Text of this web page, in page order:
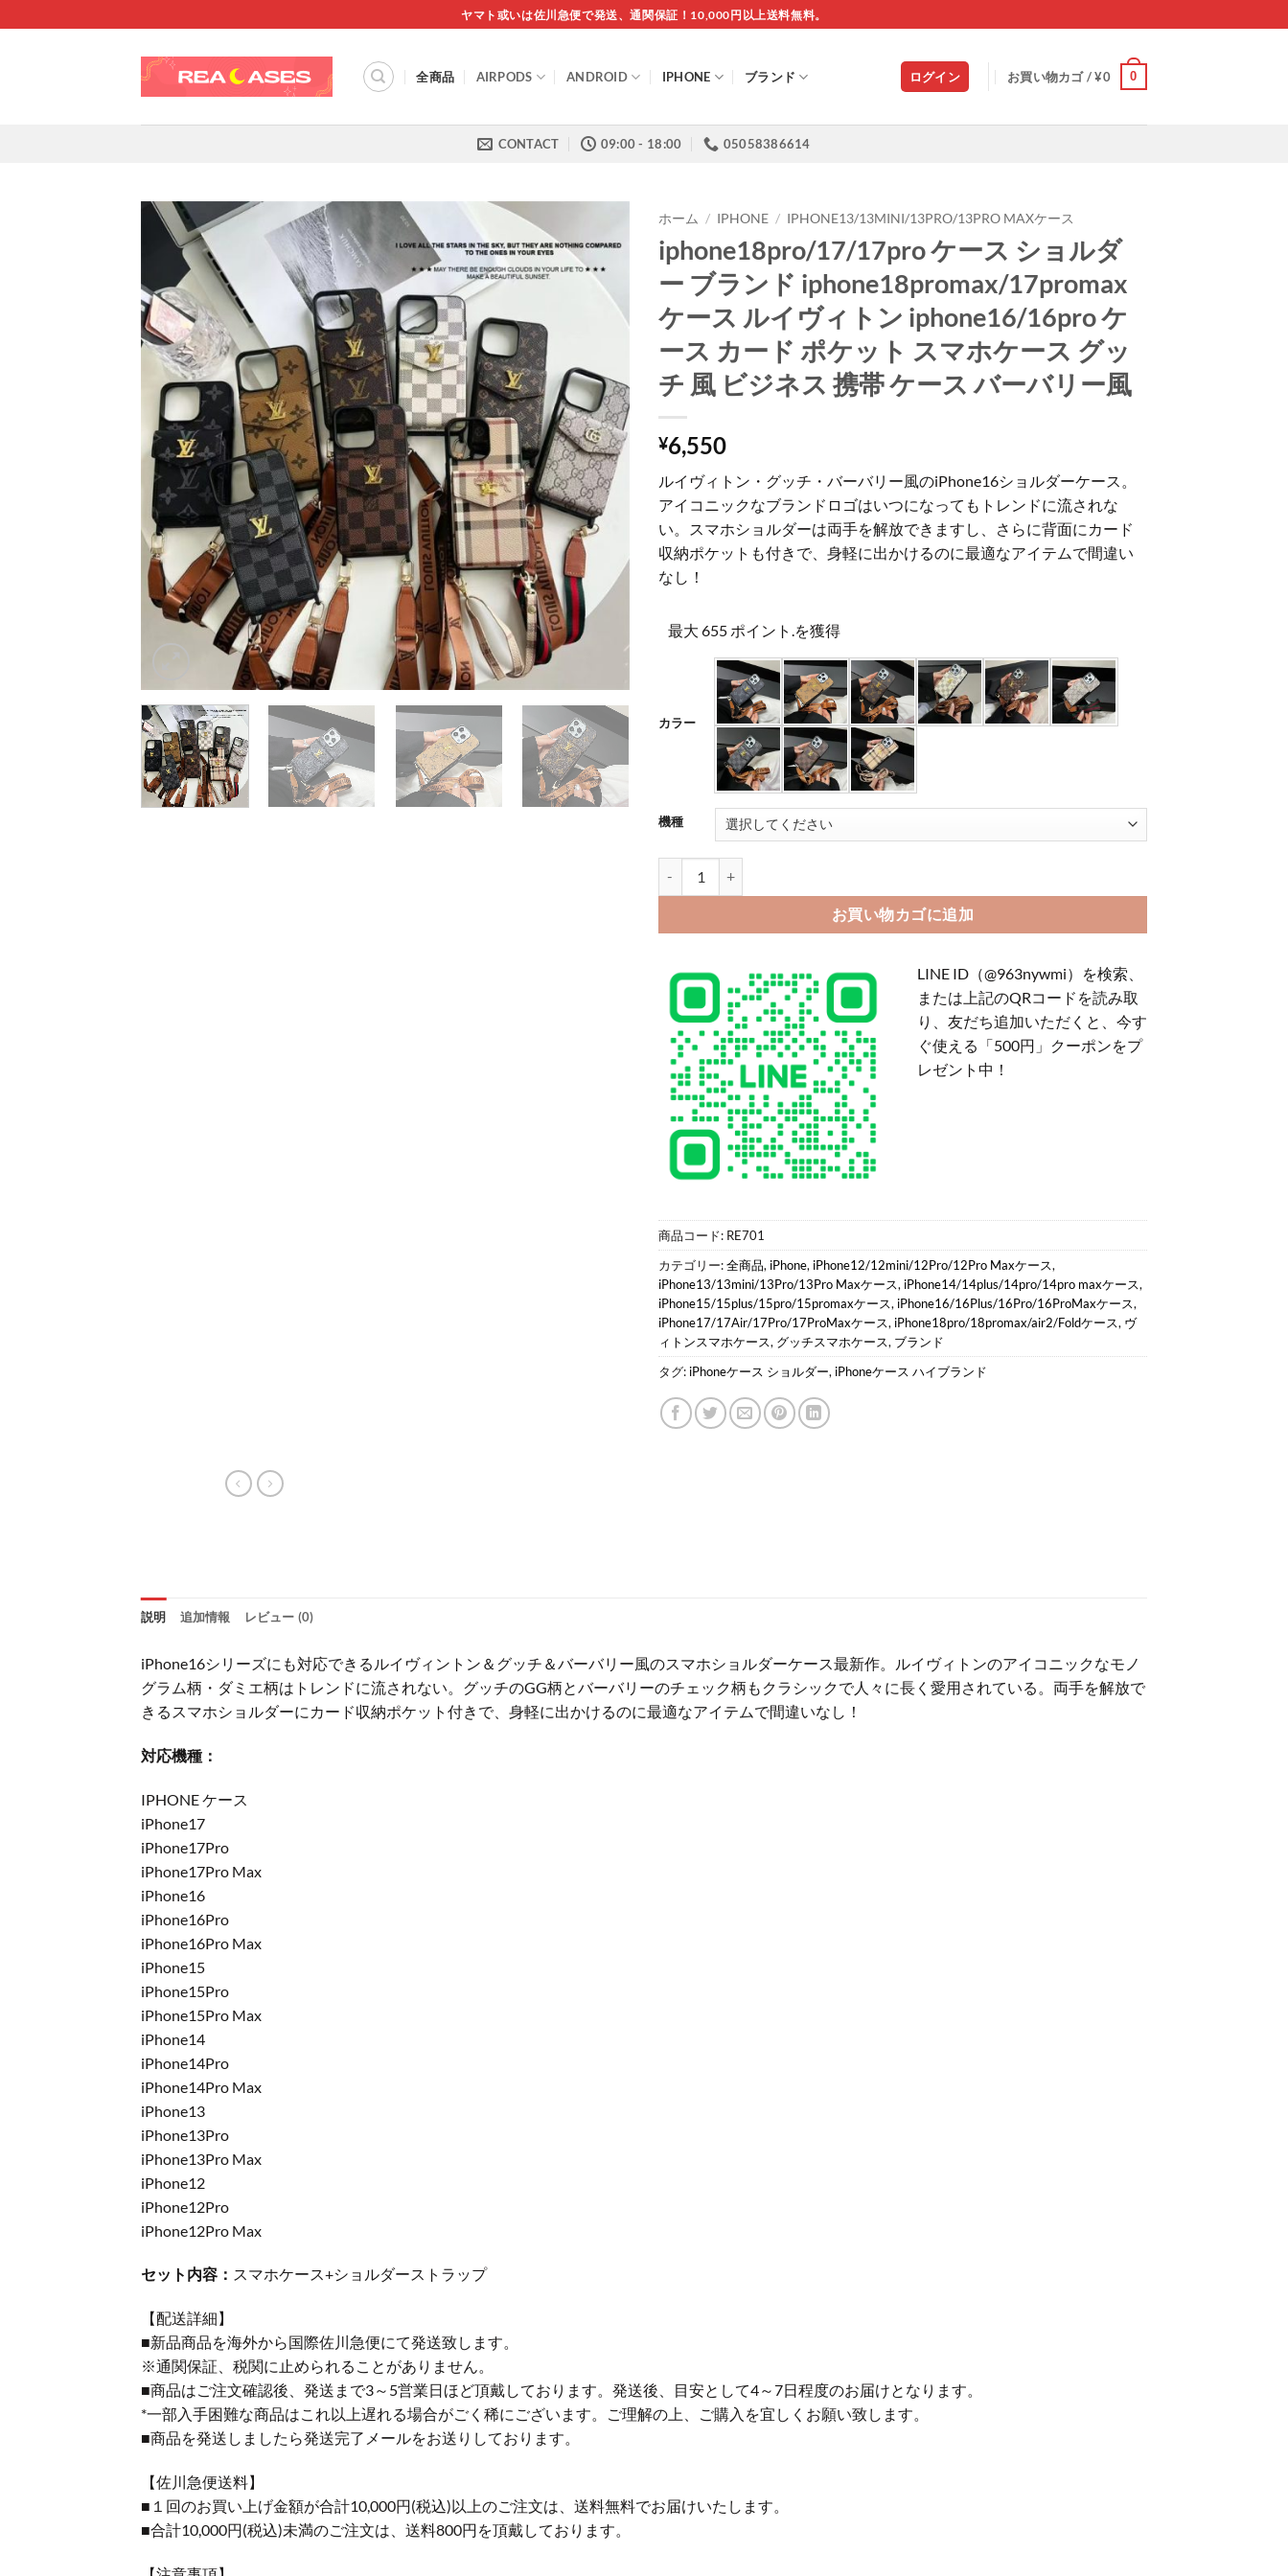
to
ヤマト或いは佐川急便で発送、通関保証！10,000円以上送料無料。
全商品 AIRPODS ANDROID IPHONE ブランド ログイン お買い物カゴ /¥0 0
CONTACT 09:00 - 18:00 05058386614
ホーム / IPHONE / IPHONE13/13MINI/13PRO/13PRO MAXケース
iphone18pro/17/17pro ケース ショルダ
ー ブランド iphone18promax/17promax
ケース ルイヴィトン iphone16/16pro ケ
ース カード ポケット スマホケース グッ
チ 風 ビジネス 携帯 ケース バーバリー風
¥6,550
ルイヴィトン・グッチ・バーバリー風のiPhone16ショルダーケース。
アイコニックなブランドロゴはいつになってもトレンドに流されな
い。スマホショルダーは両手を解放できますし、さらに背面にカード
収納ポケットも付きで、身軽に出かけるのに最適なアイテムで間違い
なし！
最大 655 ポイント.を獲得
カラー
機種
お買い物カゴに追加
LINE ID（@963nywmi）を検索、
または上記のQRコードを読み取
り、友だち追加いただくと、今す
ぐ使える「500円」クーポンをプ
レゼント中！
商品コード: RE701
カテゴリー:全商品, iPhone, iPhone12/12mini/12Pro/12Pro Maxケース,
iPhone13/13mini/13Pro/13Pro Maxケース, iPhone14/14plus/14pro/14pro maxケース,
iPhone15/15plus/15pro/15promaxケース, iPhone16/16Plus/16Pro/16ProMaxケース,
iPhone17/17Air/17Pro/17ProMaxケース, iPhone18pro/18promax/air2/Foldケース, ヴ
ィトンスマホケース, グッチスマホケース, ブランド
タグ: iPhoneケース ショルダー, iPhoneケース ハイブランド
説明 追加情報 レビュー (0)
iPhone16シリーズにも対応できるルイヴィントン＆グッチ＆バーバリー風のスマホショルダーケース最新作。ルイヴィトンのアイコニックなモノ
グラム柄・ダミエ柄はトレンドに流されない。グッチのGG柄とバーバリーのチェック柄もクラシックで人々に長く愛用されている。両手を解放で
きるスマホショルダーにカード収納ポケット付きで、身軽に出かけるのに最適なアイテムで間違いなし！
対応機種：
IPHONE ケース
iPhone17
iPhone17Pro
iPhone17Pro Max
iPhone16
iPhone16Pro
iPhone16Pro Max
iPhone15
iPhone15Pro
iPhone15Pro Max
iPhone14
iPhone14Pro
iPhone14Pro Max
iPhone13
iPhone13Pro
iPhone13Pro Max
iPhone12
iPhone12Pro
iPhone12Pro Max
セット内容： スマホケース+ショルダーストラップ
【配送詳細】
■新品商品を海外から国際佐川急便にて発送致します。
※通関保証、税関に止められることがありません。
■商品はご注文確認後、発送まで3～5営業日ほど頂戴しております。発送後、目安として4～7日程度のお届けとなります。
*一部入手困難な商品はこれ以上遅れる場合がごく稀にございます。ご理解の上、ご購入を宜しくお願い致します。
■商品を発送しましたら発送完了メールをお送りしております。
【佐川急便送料】
■１回のお買い上げ金額が合計10,000円(税込)以上のご注文は、送料無料でお届けいたします。
■合計10,000円(税込)未満のご注文は、送料800円を頂戴しております。